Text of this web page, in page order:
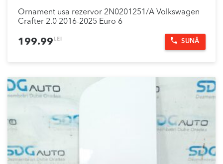
Ornament usa rezervor 2N0201251/A Volkswagen
Crafter 2.0 2016-2025 Euro 6
199.99 LEI SUNĂ